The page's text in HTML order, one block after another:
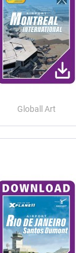
Globall Art